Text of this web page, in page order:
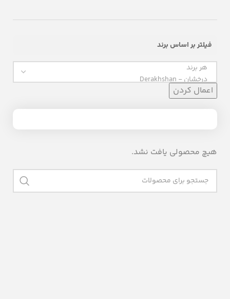
فیلتر بر اساس برند
اعمال کردن
هیچ محصولی یافت نشد.